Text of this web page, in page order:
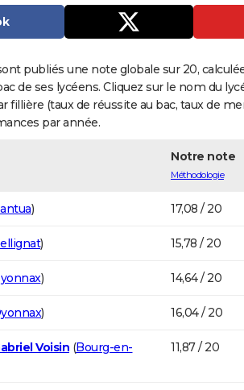
publiés une note globale sur 20,
de ses lycéens. Cliquez sur le nom du
fillière (taux de réussite au bac, taux de
par année.
Notre note
Méthodologie
) 17,08 / 20
) 15,78 / 20
) 14,64 / 20
) 16,04 / 20
Voisin (Bourg-en-
11,87 / 20